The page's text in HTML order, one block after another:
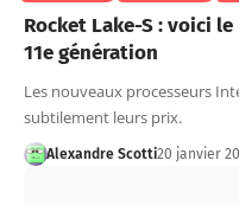
Rocket Lake-S : voici
11e génération
Les nouveaux processeurs
subtilement leurs prix.
Alexandre Scotti20 janvier